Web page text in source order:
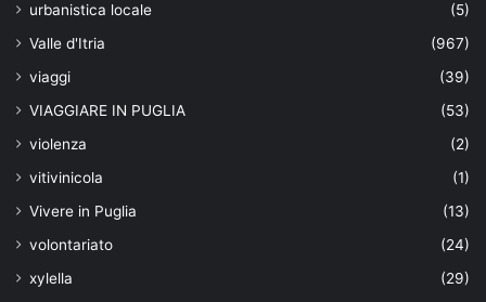
urbanistica locale
(5)
Valle d'Itria
(967)
viaggi
(39)
VIAGGIARE IN PUGLIA
(53)
violenza
(2)
vitivinicola
(1)
Vivere in Puglia
(13)
volontariato
(24)
xylella
(29)